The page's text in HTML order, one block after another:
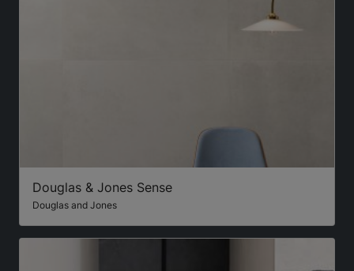
Douglas & Jones Sense
Douglas and Jones